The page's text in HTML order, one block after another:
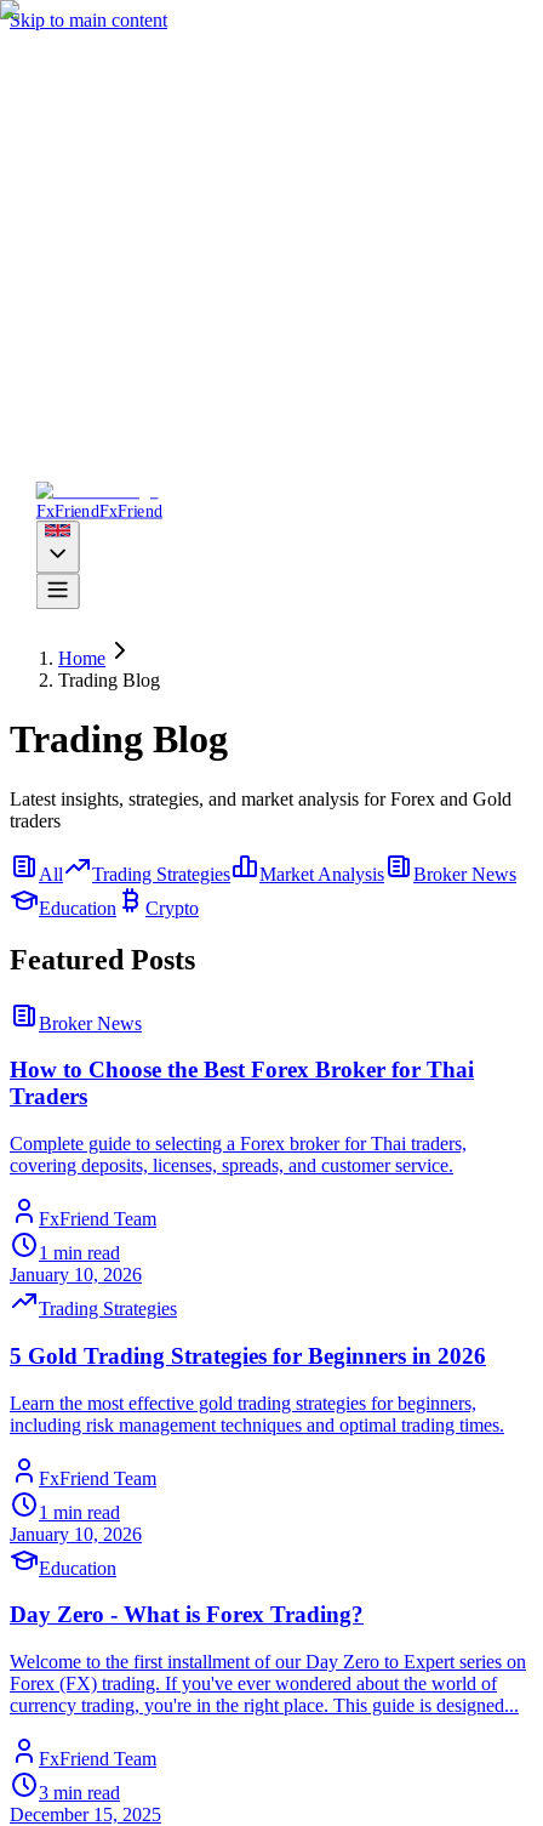
Skip to main content
FxFriendFxFriend
Home
Trading Blog
Trading Blog
Latest insights, strategies, and market analysis for Forex and Gold
traders
All Trading Strategies Market Analysis
Broker News
Education
Crypto
Featured Posts
Broker News
How to Choose the Best Forex Broker for Thai
Traders
Complete guide to selecting a Forex broker for Thai traders,
covering deposits, licenses, spreads, and customer service.
FxFriend Team
1 min read
January 10, 2026
Trading Strategies
5 Gold Trading Strategies for Beginners in 2026
Learn the most effective gold trading strategies for beginners,
including risk management techniques and optimal trading times.
FxFriend Team
1 min read
January 10, 2026
Education
Day Zero - What is Forex Trading?
Welcome to the first installment of our Day Zero to Expert series on
Forex (FX) trading. If you've ever wondered about the world of
currency trading, you're in the right place. This guide is designed...
FxFriend Team
3 min read
December 15, 2025